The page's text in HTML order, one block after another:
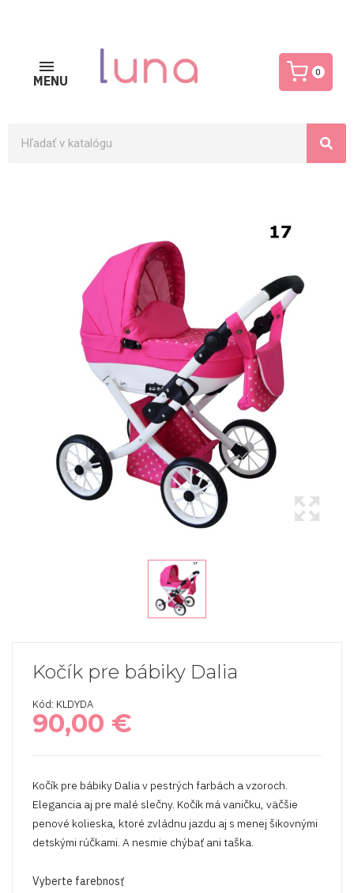
MENU
0
Kočík pre bábiky Dalia
Kód: KLDYDA
90,00 €
Kočík pre bábiky Dalia v pestrých farbách a vzoroch.
Elegancia aj pre malé slečny. Kočík má vaničku, väčšie
penové kolieska, ktoré zvládnu jazdu aj s menej šikovnými
detskými rúčkami. A nesmie chýbať ani taška.
Vyberte farebnosť